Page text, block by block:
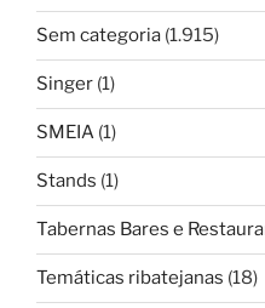
Sem categoria (1.915)
Singer (1)
SMEIA (1)
Stands (1)
Tabernas Bares e
Temáticas ribatejanas (18)